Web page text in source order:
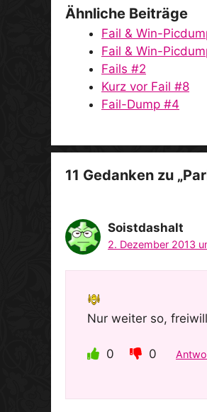
Ähnliche Beiträge
Fail & Win-
Fail & Win-
Fails #2
Kurz vor Fail #8
Fail-Dump #4
11 Gedanken zu
Soistdashalt
2. Dezember 2013
Nur weiter so,
0 0